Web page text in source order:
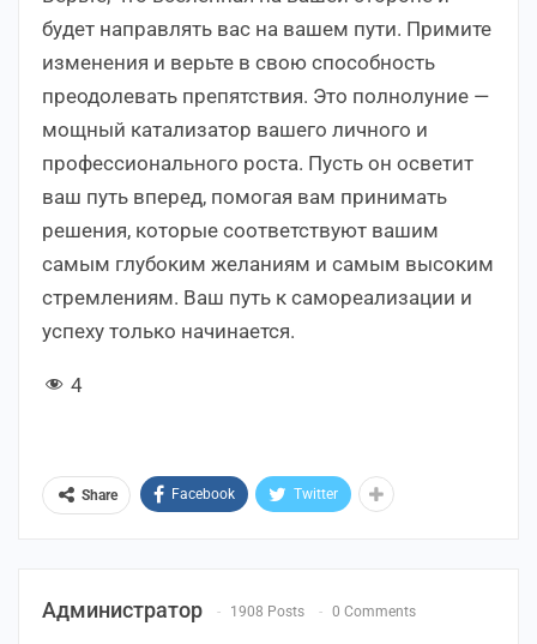
будет направлять вас на вашем пути. Примите
изменения и верьте в свою способность
преодолевать препятствия. Это полнолуние —
мощный катализатор вашего личного и
профессионального роста. Пусть он осветит
ваш путь вперед, помогая вам принимать
решения, которые соответствуют вашим
самым глубоким желаниям и самым высоким
стремлениям. Ваш путь к самореализации и
успеху только начинается.
4
Share Facebook Twitter
Администратор 1908 Posts 0 Comments